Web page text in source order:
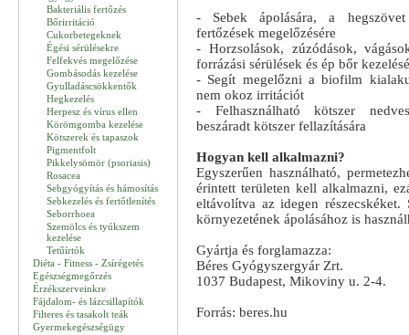
Bakteriális fertőzés
Bőrirritáció
Cukorbetegeknek
Égési sérülésekre
Felfekvés megelőzése
Gombásodás kezelése
Gyulladáscsökkentők
Hegkezelés
Herpesz és vírus ellen
Körömgomba kezelése
Kötszerek és tapaszok
Pigmentfolt
Pikkelysömör (psoriasis)
Rosacea
Sebgyógyítás és hámosítás
Sebkezelés és fertőtlenítés
Seborrhoea
Szemölcs és tyúkszem
kezelése
Tetűírtók
Diéta - Fitness - Zsírégetés
Egészségmegőrzés
Érzékszerveinkre
Fájdalom- és lázcsillapítók
Filteres és tasakolt teák
Gyermekegészségügy
- Sebek ápolására, a
fertőzések megelőzésére
- Horzsolások, zúzódások,
forrázási sérülések és ép bőr
- Segít megelőzni a biofilm
nem okoz irritációt
- Felhasználható kötszer
beszáradt kötszer fellazítására
Hogyan kell alkalmazni?
Egyszerűen használható,
érintett területen kell alkalmazni,
eltávolítva az idegen részecskéket.
környezetének ápolásához is
Gyártja és forglamazza:
Béres Gyógyszergyár Zrt.
1037 Budapest, Mikoviny u. 2-4.
Forrás: beres.hu